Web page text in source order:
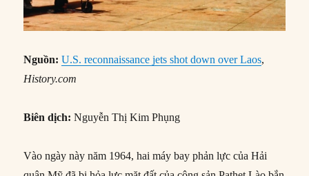
Nguồn:U.S. reconnaissance jets shot down over Laos,
History.com
Biên dịch:Nguyễn Thị Kim Phụng
Vào ngày này năm 1964, hai máy bay phản lực của Hải